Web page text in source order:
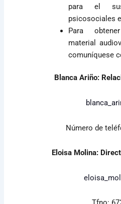
para el
psicosociales
Para
material
comuníquese
Blanca Ariño:
Número de
Eloisa Molina: